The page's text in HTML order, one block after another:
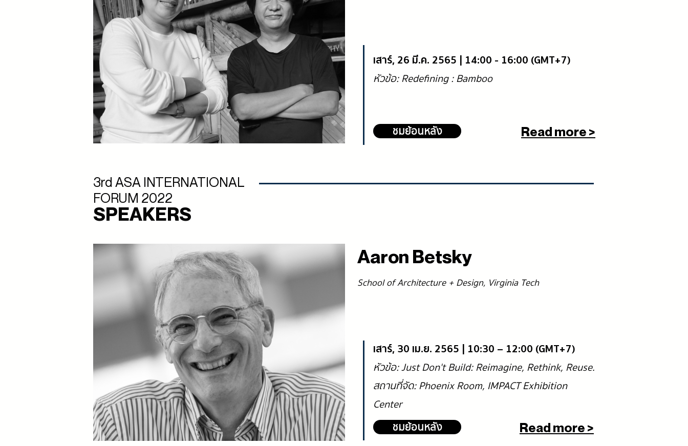
เสาร์, 26 มี.ค. 2565 | 14:00 - 16:00 (GMT+7)
หัวข้อ: Redefining : Bamboo
Read more >
ชมย้อนหลัง
3rd ASA INTERNATIONAL
FORUM 2022
SPEAKERS
Aaron Betsky
เสาร์, 30 เม.ย. 2565 | 10:30 – 12:00 (GMT+7)
หัวข้อ: Just Don't Build: Reimagine, Rethink, Reuse.
สถานที่จัด: Phoenix Room, IMPACT Exhibition
Center
School of Architecture + Design, Virginia Tech
ชมย้อนหลัง Read more >